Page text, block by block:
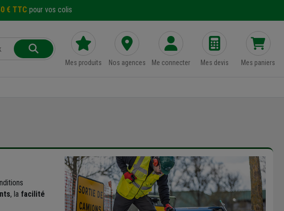
€ TTC pour vos colis
Mes produits Nos agences Me connecter Mes devis Mes paniers
, la facilité